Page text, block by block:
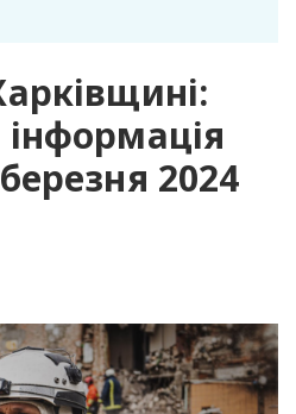
2024